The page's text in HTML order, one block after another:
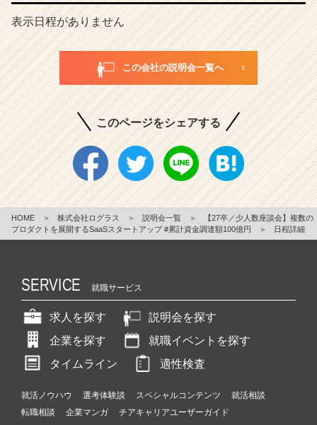
表示日程がありません
この会社の説明会一覧へ
このページをシェアする
HOME ＞ 株式会社ログラス ＞ 説明会一覧 ＞
【27卒／少人数座談会】複数の
プロダクトを展開するSaaSスタートアップ #累計資金調達額100億円
＞ 日程詳細
SERVICE 就職サービス
求人を探す
説明会を探す
企業を探す
就職イベントを探す
タイムライン
適性検査
就活ノウハウ 選考体験談 スペシャルコンテンツ
就活相談
転職相談
企業マンガ チアキャリアユーザーガイド